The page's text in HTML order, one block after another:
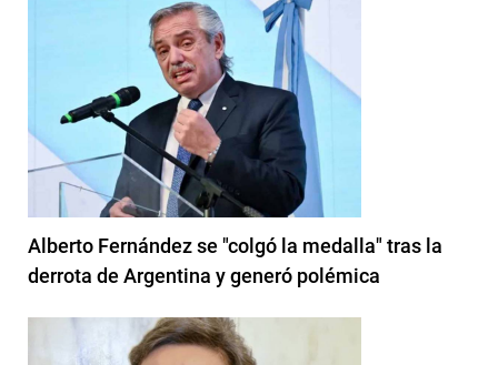
Alberto Fernández se "colgó la medalla" tras la
derrota de Argentina y generó polémica